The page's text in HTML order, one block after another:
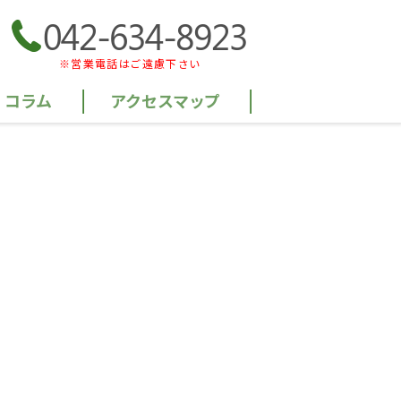
042-634-8923
※営業電話はご遠慮下さい
コラム アクセスマップ